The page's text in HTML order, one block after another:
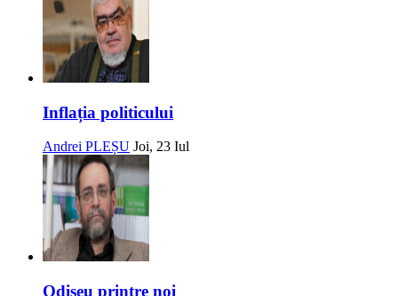
Inflația politicului
Andrei PLEȘU Joi, 23 Iul
Odiseu printre noi